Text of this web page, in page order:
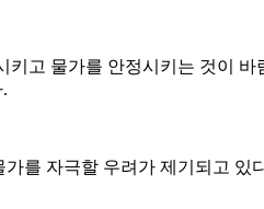
고 물가를 안정시키는 것이 바
를 자극할 우려가 제기되고 있